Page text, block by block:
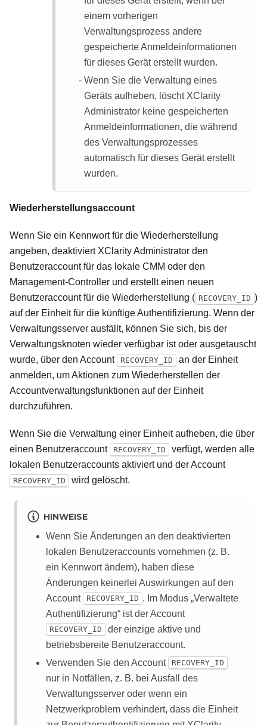
einem vorherigen
Verwaltungsprozess andere
gespeicherte Anmeldeinformationen
für dieses Gerät erstellt wurden.
Wenn Sie die Verwaltung eines
Geräts aufheben, löscht XClarity
Administrator keine gespeicherten
Anmeldeinformationen, die während
des Verwaltungsprozesses
automatisch für dieses Gerät erstellt
wurden.
Wiederherstellungsaccount
Wenn Sie ein Kennwort für die Wiederherstellung
angeben, deaktiviert XClarity Administrator den
Benutzeraccount für das lokale CMM oder den
Management-Controller und erstellt einen neuen
Benutzeraccount für die Wiederherstellung ( RECOVERY_ID )
auf der Einheit für die künftige Authentifizierung. Wenn der
Verwaltungsserver ausfällt, können Sie sich, bis der
Verwaltungsknoten wieder verfügbar ist oder ausgetauscht
wurde, über den Account
RECOVERY_ID
an der Einheit
anmelden, um Aktionen zum Wiederherstellen der
Accountverwaltungsfunktionen auf der Einheit
durchzuführen.
Wenn Sie die Verwaltung einer Einheit aufheben, die über
einen Benutzeraccount
RECOVERY_ID
verfügt, werden alle
lokalen Benutzeraccounts aktiviert und der Account
RECOVERY_ID wird gelöscht.
HINWEISE
Wenn Sie Änderungen an den deaktivierten
lokalen Benutzeraccounts vornehmen (z. B.
ein Kennwort ändern), haben diese
Änderungen keinerlei Auswirkungen auf den
Account
RECOVERY_ID . Im Modus „Verwaltete
Authentifizierung“ ist der Account
RECOVERY_ID
der einzige aktive und
betriebsbereite Benutzeraccount.
Verwenden Sie den Account
RECOVERY_ID
nur in Notfällen, z. B. bei Ausfall des
Verwaltungsserver oder wenn ein
Netzwerkproblem verhindert, dass die Einheit